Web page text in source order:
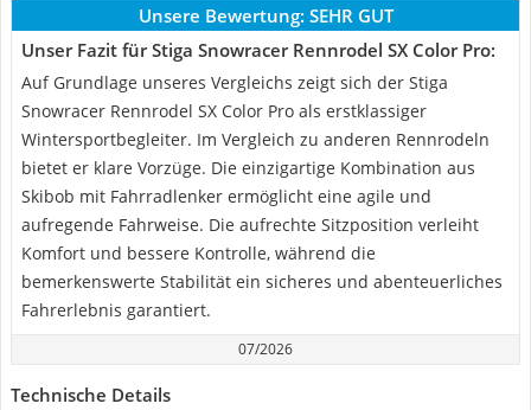
Unsere Bewertung: SEHR GUT
Unser Fazit für Stiga Snowracer Rennrodel SX Color Pro:
Auf Grundlage unseres Vergleichs zeigt sich der Stiga
Snowracer Rennrodel SX Color Pro als erstklassiger
Wintersportbegleiter. Im Vergleich zu anderen Rennrodeln
bietet er klare Vorzüge. Die einzigartige Kombination aus
Skibob mit Fahrradlenker ermöglicht eine agile und
aufregende Fahrweise. Die aufrechte Sitzposition verleiht
Komfort und bessere Kontrolle, während die
bemerkenswerte Stabilität ein sicheres und abenteuerliches
Fahrerlebnis garantiert.
07/2026
Technische Details